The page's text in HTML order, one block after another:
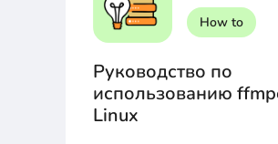
How to
Руководство по
использованию
Linux